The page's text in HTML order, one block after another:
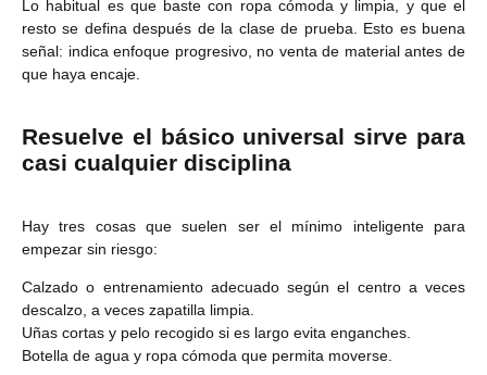
Lo habitual es que baste con ropa cómoda y limpia, y que el
resto se defina después de la clase de prueba. Esto es buena
señal: indica enfoque progresivo, no venta de material antes de
que haya encaje.
Resuelve el básico universal sirve para
casi cualquier disciplina
Hay tres cosas que suelen ser el mínimo inteligente para
empezar sin riesgo:
Calzado o entrenamiento adecuado según el centro a veces
descalzo, a veces zapatilla limpia.
Uñas cortas y pelo recogido si es largo evita enganches.
Botella de agua y ropa cómoda que permita moverse.